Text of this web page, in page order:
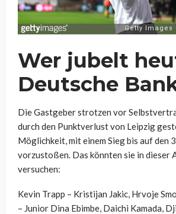
Wer jubelt
Deutsche
Die Gastgeber strotzen vor
durch den Punktverlust von Leipzig
Möglichkeit, mit einem Sieg bis auf den
vorzustoßen. Das könnten sie in dieser
versuchen:
Kevin Trapp – Kristijan Jakic, Hrvoje
– Junior Dina Ebimbe, Daichi Kamada,